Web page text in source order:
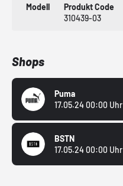
Modell
Produkt Code
310439-03
Shops
Puma
17.05.24 00:00 Uhr
BSTN
17.05.24 00:00 Uhr